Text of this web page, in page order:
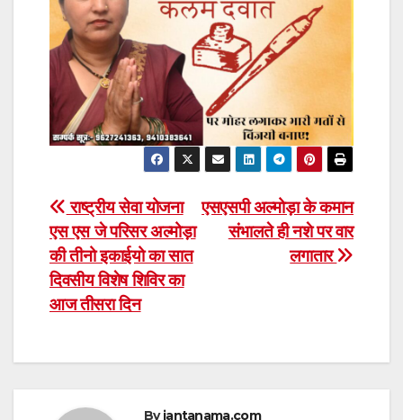
Post
navigation
एसएसपी अल्मोड़ा के कमान
संभालते ही नशे पर वार
लगातार
राष्ट्रीय सेवा योजना
एस एस जे परिसर अल्मोड़ा
की तीनो इकाईयो का सात
दिवसीय विशेष शिविर का
आज तीसरा दिन
Byjantanama.com